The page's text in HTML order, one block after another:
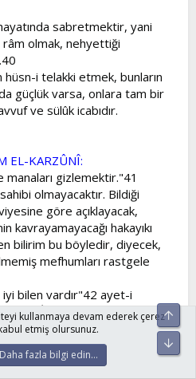
sabretmektir, yani
râm olmak, nehyettiği
i telakki etmek, bunların
güçlük varsa, onlara tam bir
ve sülûk icabıdır.
EL-KARZÛNÎ:
gizlemektir."41
olmayacaktır. Bildiği
göre açıklayacak,
kavrayamayacağı hakayıkı
bilirim bu böyledir, diyecek,
mefhumları rastgele
bilen vardır"42 ayet-i
"İnsanlara, akıllarının aldığı
sözlerinin rehberi
kullanmaya devam ederek çerez
kabul etmiş olursunuz.
Daha fazla bilgi edin…
Üst
Alt